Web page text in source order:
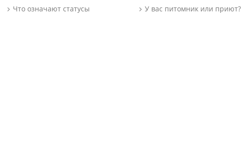
Что означают статусы
У вас питомник или приют?